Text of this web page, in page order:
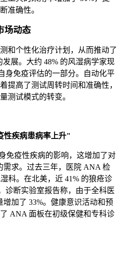
准确性。
场动态
和个性化治疗计划，从而推动了
展。大约 48% 的风湿病学家现
身免疫评估的一部分。自动化平
提高了测试周转时间和准确性，
测试模式的转变。
性疾病患病率上升"
免疫性疾病的影响，这增加了对
求。过去三年，医院 ANA 检
科。在北美，近 41% 的狼疮诊
诊断实验室报告称，由于全科医
加了 33%。健康意识活动和预
ANA 面板在初级保健和专科诊